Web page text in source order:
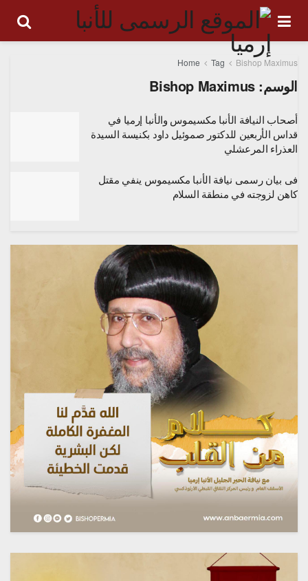
Home Tag Bishop Maximus
الوسم:Bishop Maximus
أصحاب النيافة الأنبا مكسيموس والأنبا إرميا في
قداس الأربعين للدكتور صموئيل داود بكنيسة السيدة
العذراء المرعشلي
فى بيان رسمى نيافة الأنبا مكسيموس ينفي مقتل
كاهن لزوجته في منطقة السلام